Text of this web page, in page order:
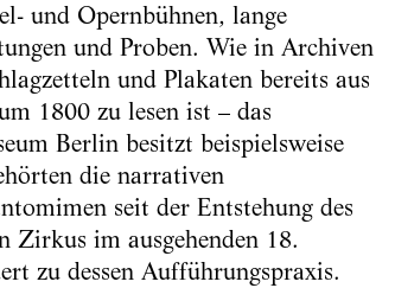
und Opernbühnen, lange
und Proben. Wie in Archiven
und Plakaten bereits aus
1800 zu lesen ist – das
Berlin besitzt beispielsweise
die narrativen
seit der Entstehung des
Zirkus im ausgehenden 18.
zu dessen Aufführungspraxis.